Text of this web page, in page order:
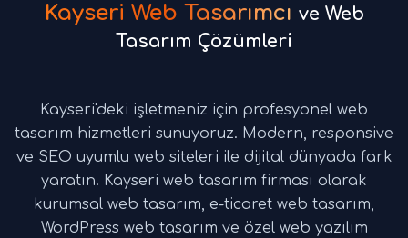
Kayseri Web Tasarımcı ve Web
Tasarım Çözümleri
Kayseri'deki işletmeniz için profesyonel web
tasarım hizmetleri sunuyoruz. Modern, responsive
ve SEO uyumlu web siteleri ile dijital dünyada fark
yaratın. Kayseri web tasarım firması olarak
kurumsal web tasarım, e-ticaret web tasarım,
WordPress web tasarım ve özel web yazılım